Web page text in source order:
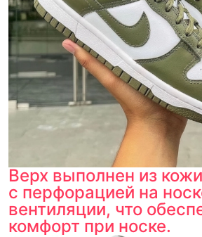
Верх выполнен из кожи
с перфорацией на
вентиляции, что
комфорт при носке.